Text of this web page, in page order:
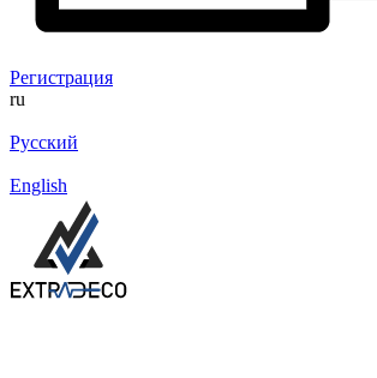
Регистрация
ru
Русский
English